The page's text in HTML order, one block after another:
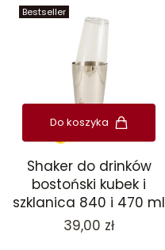
Bestseller
Do koszyka
Shaker do drinków
bostoński kubek i
szklanica 840 i 470 ml
Cena
39,00 zł